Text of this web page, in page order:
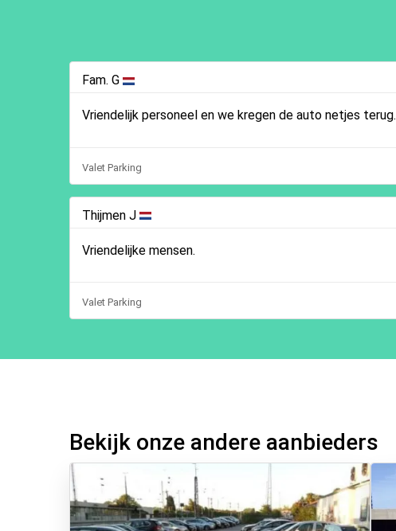
Fam. G
Vriendelijk personeel en we kregen de auto netjes terug.
Valet Parking
Thijmen J
Vriendelijke mensen.
Valet Parking
Bekijk onze andere aanbieders